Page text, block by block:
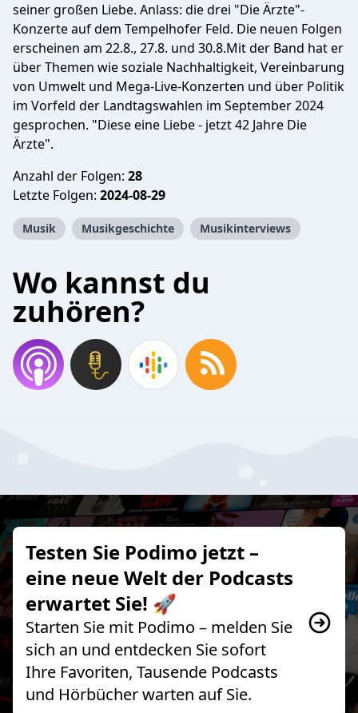
seiner großen Liebe. Anlass: die drei "Die Ärzte"-
Konzerte auf dem Tempelhofer Feld. Die neuen Folgen
erscheinen am 22.8., 27.8. und 30.8.Mit der Band hat er
über Themen wie soziale Nachhaltigkeit, Vereinbarung
von Umwelt und Mega-Live-Konzerten und über Politik
im Vorfeld der Landtagswahlen im September 2024
gesprochen. "Diese eine Liebe - jetzt 42 Jahre Die
Ärzte".
Anzahl der Folgen: 28
Letzte Folgen: 2024-08-29
Musik Musikgeschichte Musikinterviews
Wo kannst du
zuhören?
Testen Sie Podimo jetzt –
eine neue Welt der Podcasts
erwartet Sie! 🚀
Starten Sie mit Podimo – melden Sie
sich an und entdecken Sie sofort
Ihre Favoriten, Tausende Podcasts
und Hörbücher warten auf Sie.